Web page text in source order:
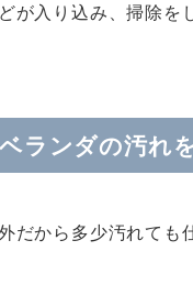
が入り込み、掃除を
ベランダの汚れ
外だから多少汚れて